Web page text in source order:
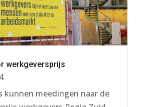
werkgeversprijs
kunnen meedingen naar de